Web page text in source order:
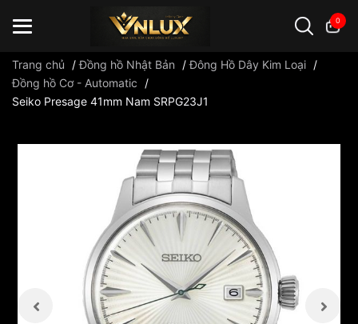
0
Đồng hồ casio đồng hồ G-Shock đồng hồ Orient
Trang chủ /Đồng hồ Nhật Bản /Đông Hồ Dây Kim Loại /
Đồng hồ Cơ - Automatic
/
Seiko Presage 41mm Nam SRPG23J1